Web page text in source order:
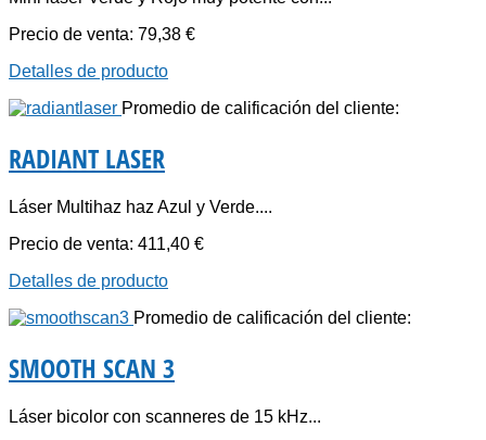
Precio de venta: 79,38 €
Detalles de producto
Promedio de calificación del cliente:
RADIANT LASER
Láser Multihaz haz Azul y Verde....
Precio de venta: 411,40 €
Detalles de producto
Promedio de calificación del cliente:
SMOOTH SCAN 3
Láser bicolor con scanneres de 15 kHz...